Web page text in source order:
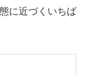
に近づくいちば